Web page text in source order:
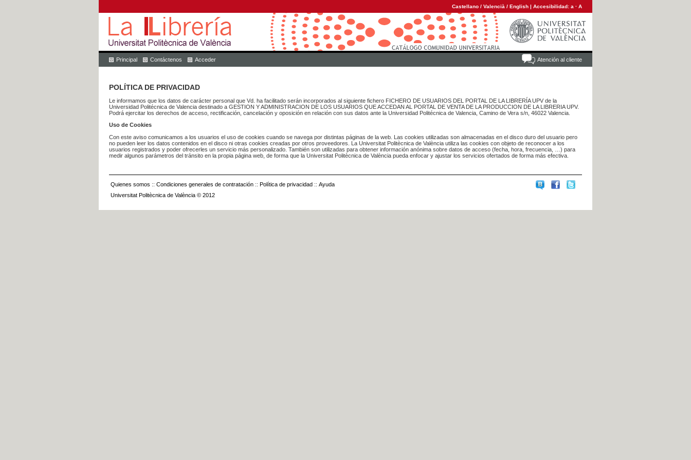
Castellano / Valencià / English | Accesibilidad: a · A
Atención al cliente
Principal Contáctenos Acceder
POLÍTICA DE PRIVACIDAD
Le informamos que los datos de carácter personal que Vd. ha facilitado serán incorporados al siguiente fichero FICHERO DE USUARIOS DEL PORTAL DE LA LIBRERÍA UPV de la
Universidad Politécnica de Valencia destinado a GESTION Y ADMINISTRACION DE LOS USUARIOS QUE ACCEDAN AL PORTAL DE VENTA DE LA PRODUCCION DE LA LIBRERIA UPV.
Podrá ejercitar los derechos de acceso, rectificación, cancelación y oposición en relación con sus datos ante la Universidad Politécnica de Valencia, Camino de Vera s/n, 46022 Valencia.
Uso de Cookies
Con este aviso comunicamos a los usuarios el uso de cookies cuando se navega por distintas páginas de la web. Las cookies utilizadas son almacenadas en el disco duro del usuario pero
no pueden leer los datos contenidos en el disco ni otras cookies creadas por otros proveedores. La Universitat Politècnica de València utiliza las cookies con objeto de reconocer a los
usuarios registrados y poder ofrecerles un servicio más personalizado. También son utilizadas para obtener información anónima sobre datos de acceso (fecha, hora, frecuencia, …) para
medir algunos parámetros del tránsito en la propia página web, de forma que la Universitat Politècnica de València pueda enfocar y ajustar los servicios ofertados de forma más efectiva.
Quienes somos :: Condiciones generales de contratación :: Política de privacidad :: Ayuda
Universitat Politècnica de València © 2012